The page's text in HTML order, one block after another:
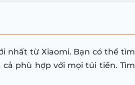
nhất từ Xiaomi. Bạn có thể tìm
phù hợp với mọi túi tiền. Tìm